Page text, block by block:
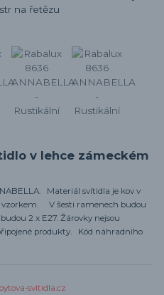
v lehce zámeckém
Materiál svítidla je kov v
vzorkem. V šesti ramenech budou
2 x E27. Žárovky nejsou
produkty. Kód náhradního
svitidla.cz